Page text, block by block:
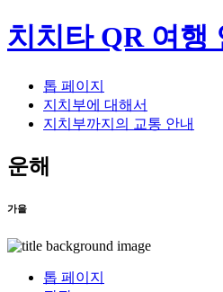
치치타 QR 여행
톱 페이지
지치부에 대해서
지치부까지의 교통 안내
운해
가을
톱 페이지